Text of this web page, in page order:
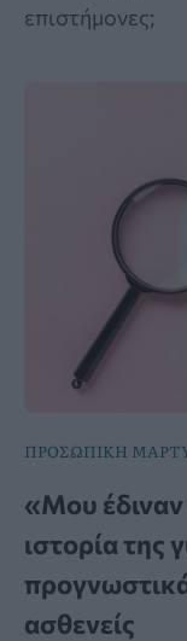
επιστήμονες;
ΠΡΟΣΩΠΙΚΗ
«Μου
ιστορία της
ασθενείς